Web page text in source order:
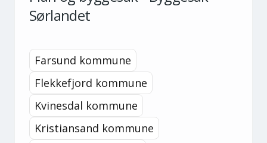
Sørlandet
Farsund kommune
Flekkefjord kommune
Kvinesdal kommune
Kristiansand kommune